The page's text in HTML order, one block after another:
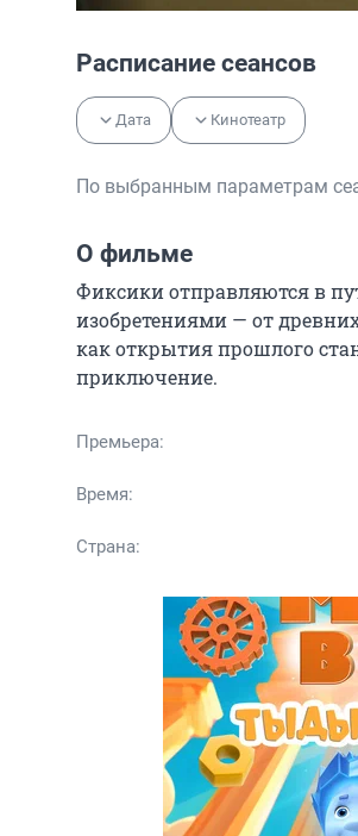
Расписание сеансов
Дата Кинотеатр
По выбранным параметрам
О фильме
Фиксики отправляются в
изобретениями — от
как открытия прошлого
приключение.
Премьера:
Время:
Страна: